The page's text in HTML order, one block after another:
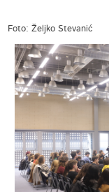
Foto: Željko Stevanić